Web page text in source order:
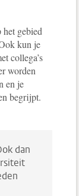
gebied
kun je
collega’s
worden
en je
begrijpt.
dan